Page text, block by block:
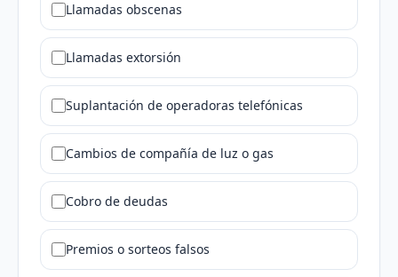
Llamadas obscenas
Llamadas extorsión
Suplantación de operadoras telefónicas
Cambios de compañía de luz o gas
Cobro de deudas
Premios o sorteos falsos